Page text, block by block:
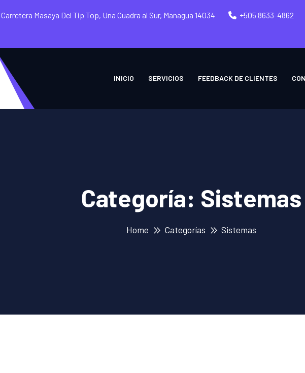
Masaya Del Tip Top, Una Cuadra al Sur, Managua 14034 +505 8633-4862
INICIO SERVICIOS FEEDBACK DE CLIENTES
Categoría: Sistemas
Home Categorías Sistemas